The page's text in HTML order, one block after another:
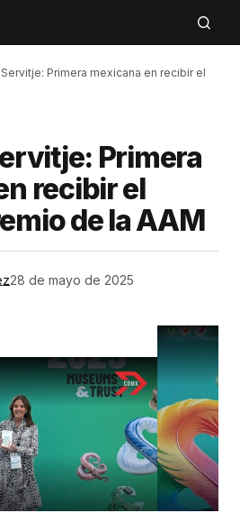
Primera mexicana en recibir el
Primera
recibir el
de la AAM
28 de mayo de 2025